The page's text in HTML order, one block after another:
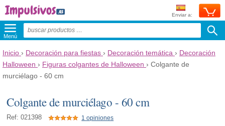
Enviar a:
Menú
Inicio › Decoración para fiestas › Decoración temática › Decoración
Halloween › Figuras colgantes de Halloween › Colgante de
murciélago - 60 cm
Colgante de murciélago - 60 cm
Ref: 021398 1 opiniones